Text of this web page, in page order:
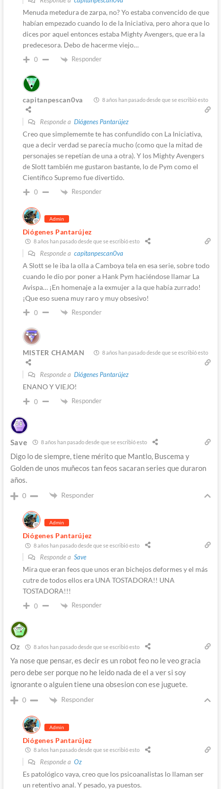
Menuda metedura de zarpa, no? Yo estaba convencido de que
habían empezado cuando lo de la Iniciativa, pero ahora que lo
dices por aquel entonces estaba Mighty Avengers, que era la
predecesora. Debo de hacerme viejo…
0 Responder
capitanpescan0va 8 años han pasado desde que se escribió esto
Responde a Diógenes Pantarújez
Creo que simplememte te has confundido con La Iniciativa,
que a decir verdad se parecía mucho (como que la mitad de
personajes se repetían de una a otra). Y los Mighty Avengers
de Slott también me gustaron bastante, lo de Pym como el
Científico Supremo fue divertido.
0 Responder
Admin
Diógenes Pantarújez
8 años han pasado desde que se escribió esto
Responde a capitanpescan0va
A Slott se le iba la olla a Camboya tela en esa serie, sobre todo
cuando le dio por poner a Hank Pym haciéndose llamar La
Avispa… ¡En homenaje a la exmujer a la que había zurrado!
¡Que eso suena muy raro y muy obsesivo!
0 Responder
MISTER CHAMAN 8 años han pasado desde que se escribió esto
Responde a Diógenes Pantarújez
ENANO Y VIEJO!
0 Responder
Save 8 años han pasado desde que se escribió esto
Digo lo de siempre, tiene mérito que Mantlo, Buscema y
Golden de unos muñecos tan feos sacaran series que duraron
años.
0 Responder
Admin
Diógenes Pantarújez
8 años han pasado desde que se escribió esto
Responde a Save
Mira que eran feos que unos eran bichejos deformes y el más
cutre de todos ellos era UNA TOSTADORA!! UNA
TOSTADORA!!!
0 Responder
Oz 8 años han pasado desde que se escribió esto
Ya nose que pensar, es decir es un robot feo no le veo gracia
pero debe ser porque no he leido nada de el a ver si soy
ignorante o alguien tiene una obsesion con ese juguete.
0 Responder
Admin
Diógenes Pantarújez
8 años han pasado desde que se escribió esto
Responde a Oz
Es patológico vaya, creo que los psicoanalistas lo llaman ser
un retentivo anal. Y pesado, ya puestos.